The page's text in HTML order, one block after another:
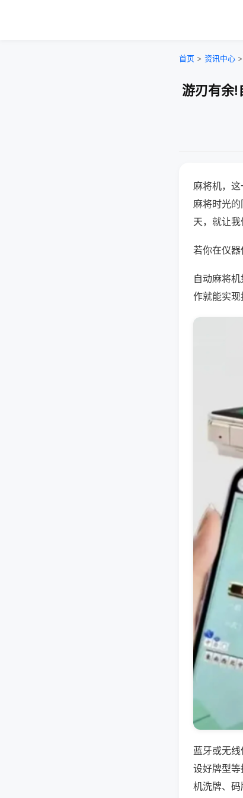
首页 > 资讯中心 >
游刃有余!
麻将机，
麻将时光
天，就让
若你在仪
自动麻将
作就能实现
蓝牙或无
设好牌型
机洗牌、码